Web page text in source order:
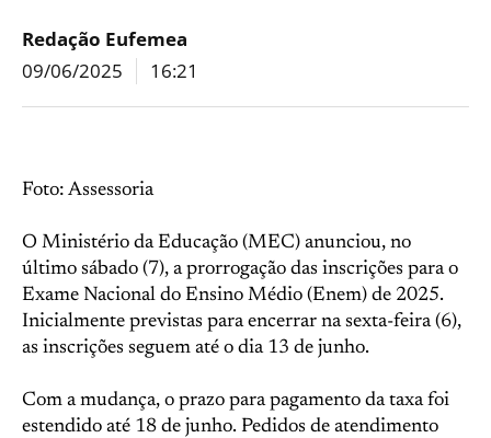
Redação Eufemea
09/06/2025
16:21
Foto: Assessoria
O Ministério da Educação (MEC) anunciou, no
último sábado (7), a prorrogação das inscrições para o
Exame Nacional do Ensino Médio (Enem) de 2025.
Inicialmente previstas para encerrar na sexta-feira (6),
as inscrições seguem até o dia 13 de junho.
Com a mudança, o prazo para pagamento da taxa foi
estendido até 18 de junho. Pedidos de atendimento